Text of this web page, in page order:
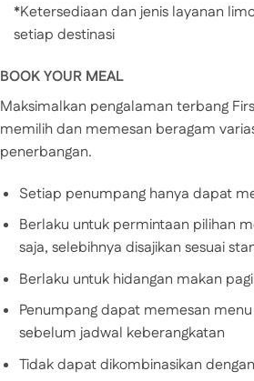
*Ketersediaan dan jenis layanan
setiap destinasi
BOOK YOUR MEAL
Maksimalkan pengalaman terbang
memilih dan memesan beragam
penerbangan.
Setiap penumpang hanya dapat
Berlaku untuk permintaan pilihan
saja, selebihnya disajikan sesuai
Berlaku untuk hidangan makan
Penumpang dapat memesan
sebelum jadwal keberangkatan
Tidak dapat dikombinasikan dengan